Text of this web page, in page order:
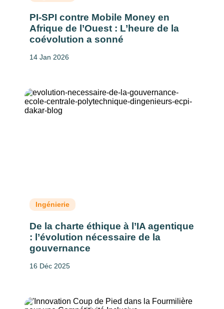
PI-SPI contre Mobile Money en
Afrique de l’Ouest : L’heure de la
coévolution a sonné
14 Jan 2026
Ingénierie
De la charte éthique à l’IA agentique
: l’évolution nécessaire de la
gouvernance
16 Déc 2025